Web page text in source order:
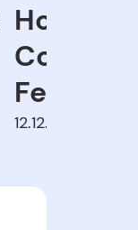
How
12.12.2023